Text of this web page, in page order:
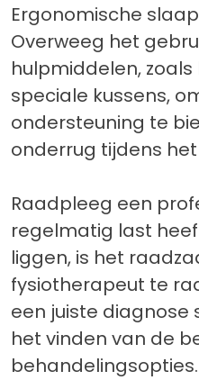
Ergonomische
Overweeg het
hulpmiddelen,
speciale kussens,
ondersteuning te
onderrug tijdens
Raadpleeg een
regelmatig last
liggen, is het
fysiotherapeut te
een juiste diagnose
het vinden van de
behandelingsopties.